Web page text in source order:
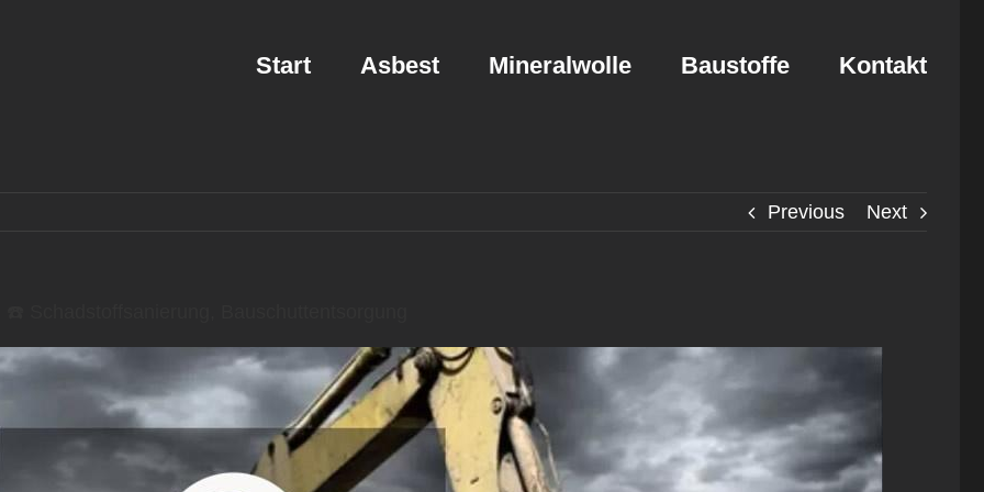
Start Asbest Mineralwolle Baustoffe Kontakt
Previous Next